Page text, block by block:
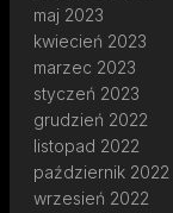
maj 2023
kwiecień 2023
marzec 2023
styczeń 2023
grudzień 2022
listopad 2022
październik 2022
wrzesień 2022